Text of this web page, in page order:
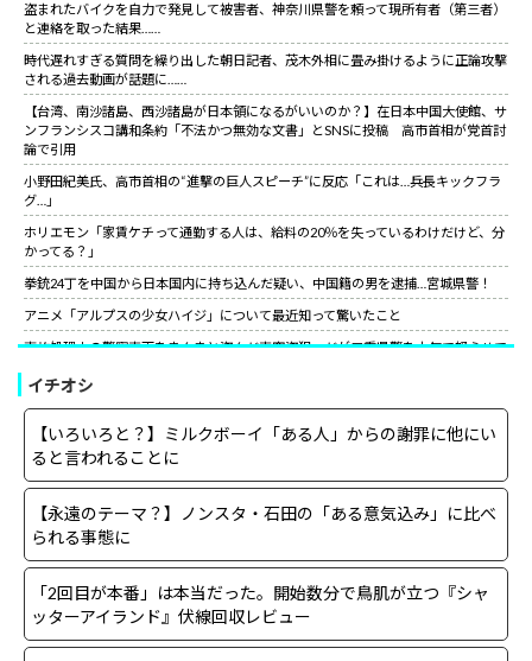
盗まれたバイクを自力で発見して被害者、神奈川県警を頼って現所有者（第三者）
と連絡を取った結果……
時代遅れすぎる質問を繰り出した朝日記者、茂木外相に畳み掛けるように正論攻撃
される過去動画が話題に……
【台湾、南沙諸島、西沙諸島が日本領になるがいいのか？】在日本中国大使館、サ
ンフランシスコ講和条約「不法かつ無効な文書」とSNSに投稿 高市首相が党首討
論で引用
小野田紀美氏、高市首相の“進撃の巨人スピーチ”に反応「これは…兵長キックフラ
グ…」
ホリエモン「家賃ケチって通勤する人は、給料の20％を失っているわけだけど、分
かってる？」
拳銃24丁を中国から日本国内に持ち込んだ疑い、中国籍の男を逮捕…宮城県警！
アニメ「アルプスの少女ハイジ」について最近知って驚いたこと
事故処理中の警察車両をまんまと盗んだ車窃盗犯、だが三重県警を本気で怒らせて
山上徹也が喉から手が出るほど欲しくて50万円詐欺られた拳銃を3千円で日本国内
で売っていた中国人逮捕
【朗報】中国上海ライブ強制終了の大槻マキにグラス米国駐日大使が日本語でエー
ル！米国バンドの代表曲捧げ「信念貫いて」［12/3］
小野田紀美氏、高市首相の“進撃の巨人スピーチ”に反応「これは…兵長キックフラ
サイコパスってほとんどは社会的に成功している人間なんだがな。
イチオシ
【いろいろと？】ミルクボーイ「ある人」からの謝罪に他にい
ると言われることに
【永遠のテーマ？】ノンスタ・石田の「ある意気込み」に比べ
られる事態に
「2回目が本番」は本当だった。開始数分で鳥肌が立つ『シャ
ッターアイランド』伏線回収レビュー